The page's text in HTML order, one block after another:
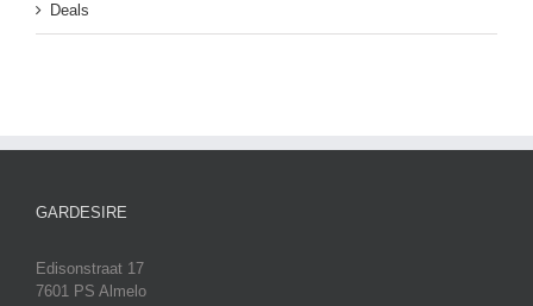
Deals
GARDESIRE
Edisonstraat 17
7601 PS Almelo